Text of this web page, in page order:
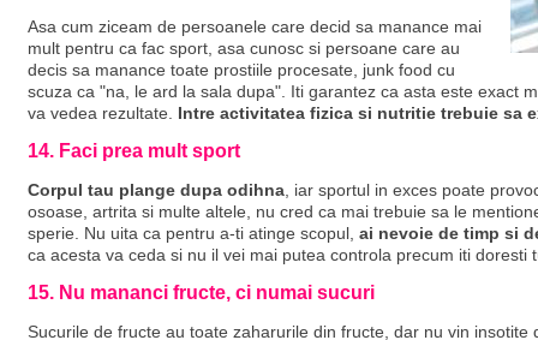
Asa cum ziceam de persoanele care decid sa manance mai
mult pentru ca fac sport, asa cunosc si persoane care au
decis sa manance toate prostiile procesate, junk food cu
scuza ca "na, le ard la sala dupa". Iti garantez ca asta este exact
va vedea rezultate. Intre activitatea fizica si nutritie trebuie sa
14. Faci prea mult sport
Corpul tau plange dupa odihna , iar sportul in exces poate
osoase, artrita si multe altele, nu cred ca mai trebuie sa le
sperie. Nu uita ca pentru a-ti atinge scopul, ai nevoie de timp si
ca acesta va ceda si nu il vei mai putea controla precum iti doresti
15. Nu mananci fructe, ci numai sucuri
Sucurile de fructe au toate zaharurile din fructe, dar nu vin